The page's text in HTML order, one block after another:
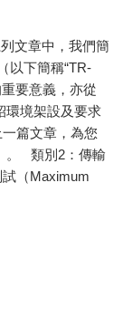
文章中，我們簡
以下簡稱“TR-
要意義，亦從
環境架設及要求
篇文章，為您
。 類別2：傳輸
（Maximum